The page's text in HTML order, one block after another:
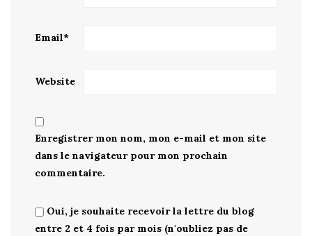
Email*
Website
Enregistrer mon nom, mon e-mail et mon site
dans le navigateur pour mon prochain
commentaire.
Oui, je souhaite recevoir la lettre du blog
entre 2 et 4 fois par mois (n'oubliez pas de